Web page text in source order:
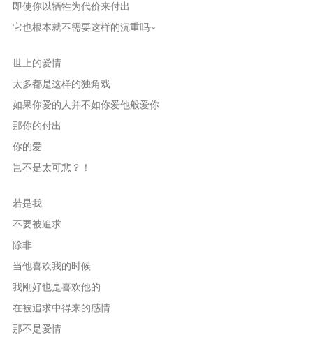
即使你以牺牲为代价来付出
它也根本就不需要这样的沉重吗~
世上的爱情
太多都是这样的独角戏
如果你爱的人并不如你爱他般爱你
那你的付出
你的爱
岂不是太可悲？！
若是我
不要被追求
除非
当他喜欢我的时候
我刚好也是喜欢他的
在被追求中得来的感情
那不是爱情